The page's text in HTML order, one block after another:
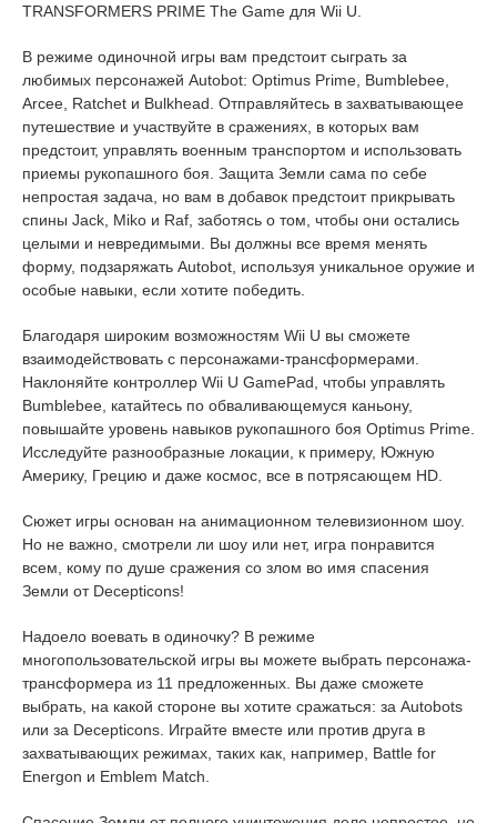
TRANSFORMERS PRIME The Game для Wii U.
В режиме одиночной игры вам предстоит сыграть за
любимых персонажей Autobot: Optimus Prime, Bumblebee,
Arcee, Ratchet и Bulkhead. Отправляйтесь в захватывающее
путешествие и участвуйте в сражениях, в которых вам
предстоит, управлять военным транспортом и использовать
приемы рукопашного боя. Защита Земли сама по себе
непростая задача, но вам в добавок предстоит прикрывать
спины Jack, Miko и Raf, заботясь о том, чтобы они остались
целыми и невредимыми. Вы должны все время менять
форму, подзаряжать Autobot, используя уникальное оружие и
особые навыки, если хотите победить.
Благодаря широким возможностям Wii U вы сможете
взаимодействовать с персонажами-трансформерами.
Наклоняйте контроллер Wii U GamePad, чтобы управлять
Bumblebee, катайтесь по обваливающемуся каньону,
повышайте уровень навыков рукопашного боя Optimus Prime.
Исследуйте разнообразные локации, к примеру, Южную
Америку, Грецию и даже космос, все в потрясающем HD.
Сюжет игры основан на анимационном телевизионном шоу.
Но не важно, смотрели ли шоу или нет, игра понравится
всем, кому по душе сражения со злом во имя спасения
Земли от Decepticons!
Надоело воевать в одиночку? В режиме
многопользовательской игры вы можете выбрать персонажа-
трансформера из 11 предложенных. Вы даже сможете
выбрать, на какой стороне вы хотите сражаться: за Autobots
или за Decepticons. Играйте вместе или против друга в
захватывающих режимах, таких как, например, Battle for
Energon и Emblem Match.